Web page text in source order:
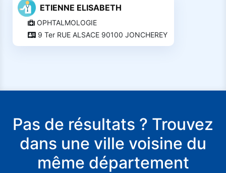
ETIENNE ELISABETH
OPHTALMOLOGIE
9 Ter RUE ALSACE 90100 JONCHEREY
Pas de résultats ? Trouvez
dans une ville voisine du
même département